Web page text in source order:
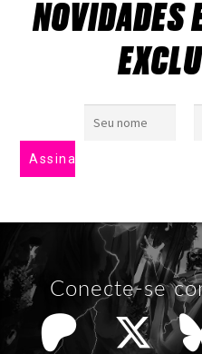
NOVIDADES
Conecte-se